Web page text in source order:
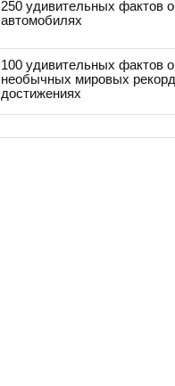
250 удивительных фактов
автомобилях
100 удивительных фактов о
необычных мировых
достижениях